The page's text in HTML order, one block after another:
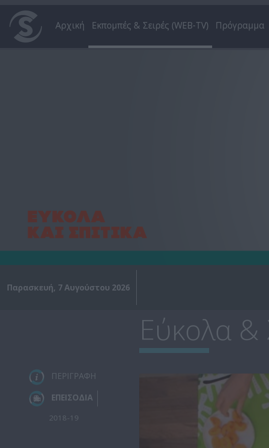
Αρχική Εκπομπές & Σειρές (WEB-TV) Πρόγραμμα
Παρασκευή, 7 Αυγούστου 2026
Εύκολα &
ΠΕΡΙΓΡΑΦΗ
ΕΠΕΙΣΟΔΙΑ
2018-19